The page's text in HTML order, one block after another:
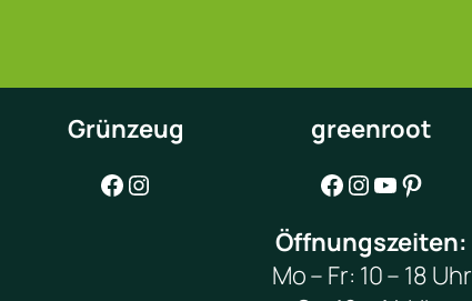
Grünzeug
Facebook Instagram
greenroot
Facebook Instagram YouTube Pinterest
Öffnungszeiten:
Mo – Fr: 10 – 18 Uhr